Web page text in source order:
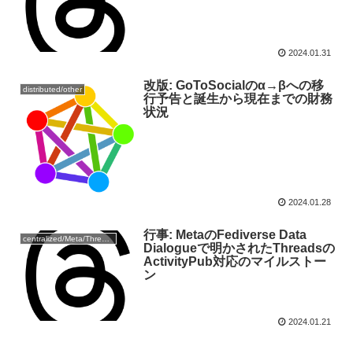
2024.01.31
distributed/other
改版: GoToSocialのα→βへの移
行予告と誕生から現在までの財務
状況
2024.01.28
centralized/Meta/Threads
行事: MetaのFediverse Data
Dialogueで明かされたThreadsの
ActivityPub対応のマイルストー
ン
2024.01.21